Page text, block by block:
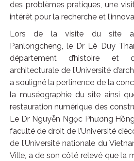
des problèmes pratiques, une
intérêt pour la recherche et
Lors de la visite du site
Panlongcheng, le Dr Lê Duy
département d’histoire et
architecturale de l’Université
a souligné la pertinence de la
la muséographie du site ainsi
restauration numérique des
Le Dr Nguyễn Ngọc Phương
faculté de droit de l’Université
de l’Université nationale du
Ville, a de son côté relevé que la